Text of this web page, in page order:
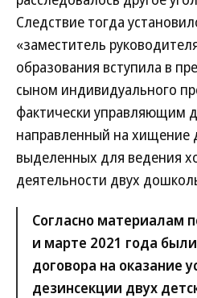
Следствие тогда
«заместитель
образования вступила в
сыном индивидуального
фактически управляющим
направленный на хищение
выделенных для ведения
деятельности двух
Согласно материалам
и марте 2021 года
договора на оказание
дезинсекции двух